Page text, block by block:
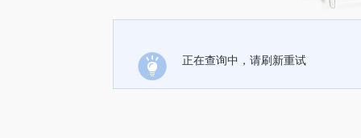
正在查询中，请刷新重试